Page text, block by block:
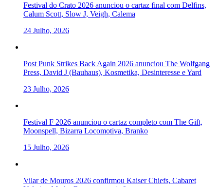
Festival do Crato 2026 anunciou o cartaz final com Delfins,
Calum Scott, Slow J, Veigh, Calema
24 Julho, 2026
Post Punk Strikes Back Again 2026 anunciou The Wolfgang
Press, David J (Bauhaus), Kosmetika, Desinteresse e Yard
23 Julho, 2026
Festival F 2026 anunciou o cartaz completo com The Gift,
Moonspell, Bizarra Locomotiva, Branko
15 Julho, 2026
Vilar de Mouros 2026 confirmou Kaiser Chiefs, Cabaret